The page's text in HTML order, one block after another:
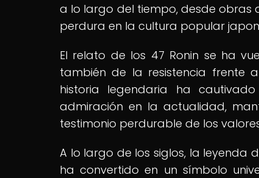
a lo largo del tiempo, desde obras
perdura en la cultura popular
El relato de los 47 Ronin se ha
también de la resistencia frente
historia legendaria ha
admiración en la actualidad,
testimonio perdurable de los
A lo largo de los siglos, la leyenda
ha convertido en un símbolo